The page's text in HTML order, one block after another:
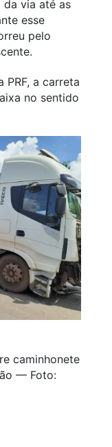
da via até as
esse
pelo
a carreta
no sentido
caminhonete
— Foto: